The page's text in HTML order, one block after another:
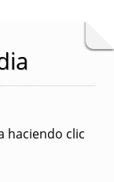
haciendo clic